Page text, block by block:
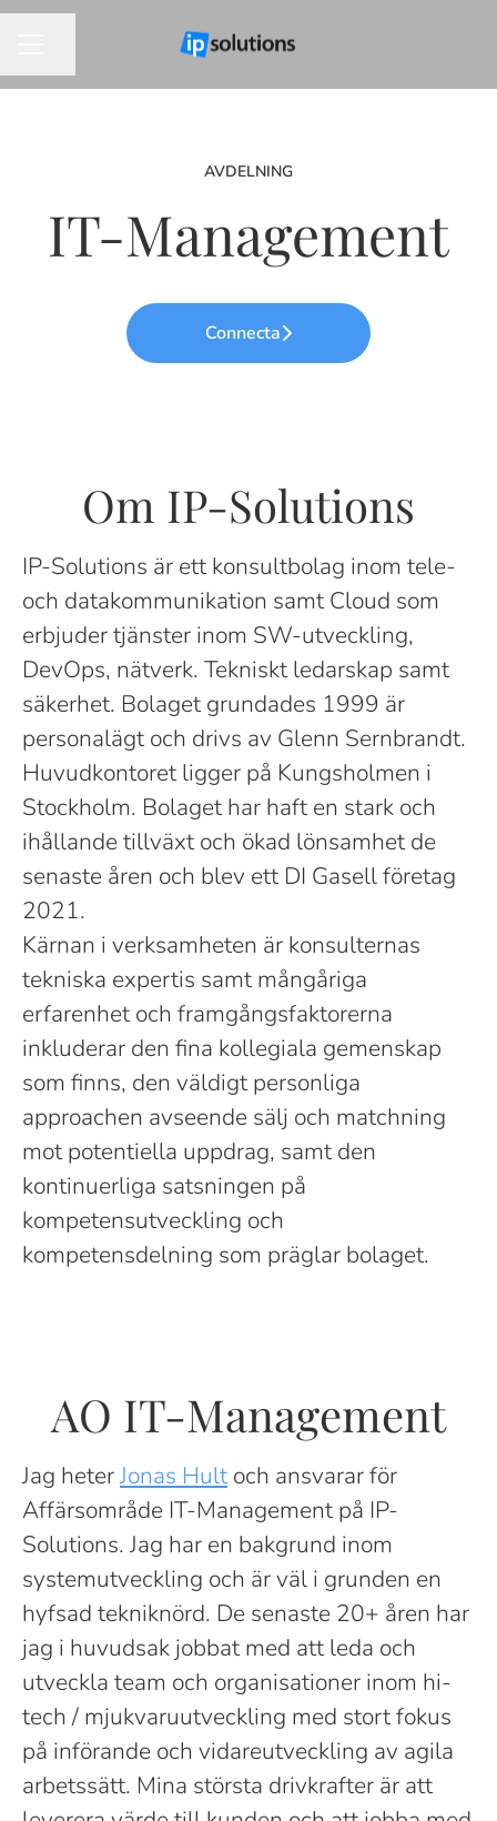
AVDELNING
IT-Management
Connecta
Om IP-Solutions
IP-Solutions är ett konsultbolag inom tele-
och datakommunikation samt Cloud som
erbjuder tjänster inom SW-utveckling,
DevOps, nätverk. Tekniskt ledarskap samt
säkerhet. Bolaget grundades 1999 är
personalägt och drivs av Glenn Sernbrandt.
Huvudkontoret ligger på Kungsholmen i
Stockholm. Bolaget har haft en stark och
ihållande tillväxt och ökad lönsamhet de
senaste åren och blev ett DI Gasell företag
2021.
Kärnan i verksamheten är konsulternas
tekniska expertis samt mångåriga
erfarenhet och framgångsfaktorerna
inkluderar den fina kollegiala gemenskap
som finns, den väldigt personliga
approachen avseende sälj och matchning
mot potentiella uppdrag, samt den
kontinuerliga satsningen på
kompetensutveckling och
kompetensdelning som präglar bolaget.
AO IT-Management
Jag heterJonas Hultoch ansvarar för
Affärsområde IT-Management på IP-
Solutions. Jag har en bakgrund inom
systemutveckling och är väl i grunden en
hyfsad tekniknörd. De senaste 20+ åren har
jag i huvudsak jobbat med att leda och
utveckla team och organisationer inom hi-
tech / mjukvaruutveckling med stort fokus
på införande och vidareutveckling av agila
arbetssätt. Mina största drivkrafter är att